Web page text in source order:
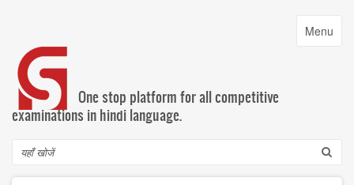
content
Toggle
Menu
One stop platform for all competitive
examinations in hindi language.
Search